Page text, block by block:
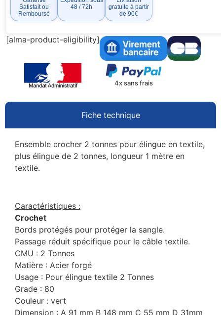
Satisfait ou
Remboursé
48 / 72h
gratuite à partir
de 90€
[alma-product-eligibility]
4x sans frais
Fiche technique
Ensemble crocher 2 tonnes pour élingue en textile,
plus élingue de 2 tonnes, longueur 1 mètre en
textile.
Caractéristiques :
Crochet
Bords protégés pour protéger la sangle.
Passage réduit spécifique pour le câble textile.
CMU : 2 Tonnes
Matière : Acier forgé
Usage : Pour élingue textile 2 Tonnes
Grade : 80
Couleur : vert
Dimension : A 91 mm B 148 mm C 55 mm D 31mm